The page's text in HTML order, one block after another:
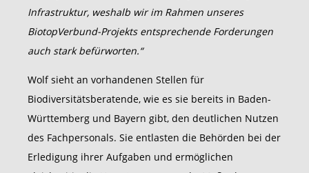
Infrastruktur, weshalb wir im Rahmen unseres
BiotopVerbund-Projekts entsprechende Forderungen
auch stark befürworten.“
Wolf sieht an vorhandenen Stellen für
Biodiversitätsberatende, wie es sie bereits in Baden-
Württemberg und Bayern gibt, den deutlichen Nutzen
des Fachpersonals. Sie entlasten die Behörden bei der
Erledigung ihrer Aufgaben und ermöglichen